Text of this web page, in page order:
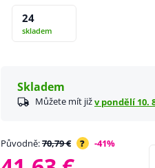
24
skladem
Skladem
Můžete mít jižv pondělí 10.
Původně:70,79 € ? -41%